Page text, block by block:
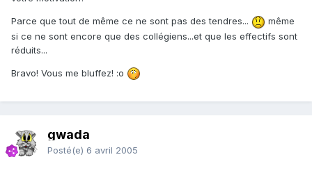
Parce que tout de même ce ne sont pas des tendres...
même
si ce ne sont encore que des collégiens...et que les effectifs sont
réduits...
Bravo! Vous me bluffez! :o
gwada
Posté(e) 6 avril 2005